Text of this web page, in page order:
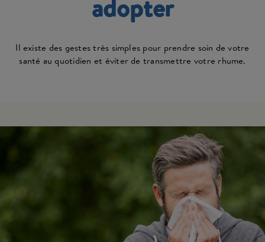
adopter
Il existe des gestes très simples pour prendre soin de votre
santé au quotidien et éviter de transmettre votre rhume.